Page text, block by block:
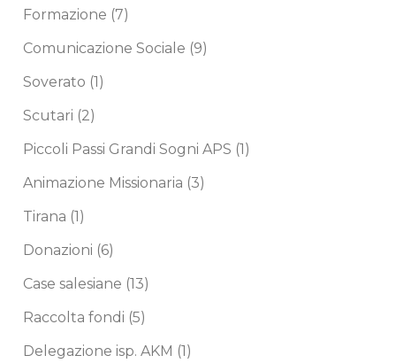
Formazione (7)
Comunicazione Sociale (9)
Soverato (1)
Scutari (2)
Piccoli Passi Grandi Sogni APS (1)
Animazione Missionaria (3)
Tirana (1)
Donazioni (6)
Case salesiane (13)
Raccolta fondi (5)
Delegazione isp. AKM (1)